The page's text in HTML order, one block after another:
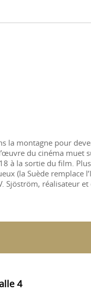
la montagne pour
du cinéma muet
à la sortie du film. Plus
(la Suède remplace
Sjöström, réalisateur
4